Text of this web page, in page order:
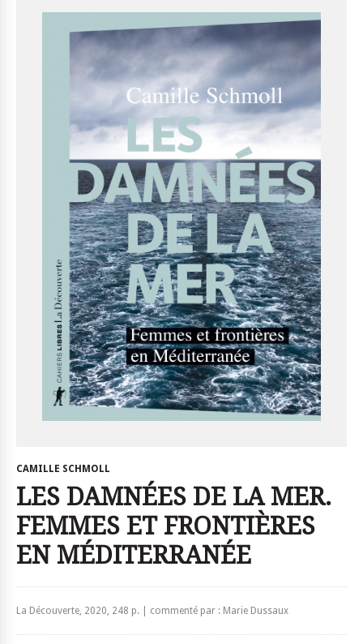
CAMILLE SCHMOLL
LES DAMNÉES DE LA MER.
FEMMES ET FRONTIÈRES
EN MÉDITERRANÉE
La Découverte, 2020, 248 p. | commenté par : Marie Dussaux